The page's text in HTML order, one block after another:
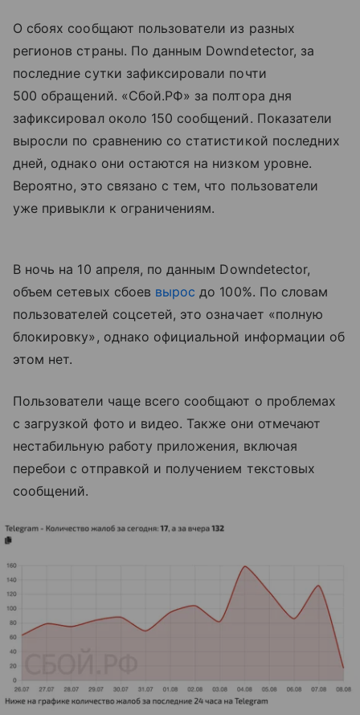
О сбоях сообщают пользователи из разных
регионов страны. По данным Downdetector, за
последние сутки зафиксировали почти
500 обращений. «Сбой.РФ» за полтора дня
зафиксировал около 150 сообщений. Показатели
выросли по сравнению со статистикой последних
дней, однако они остаются на низком уровне.
Вероятно, это связано с тем, что пользователи
уже привыкли к ограничениям.
В ночь на 10 апреля, по данным Downdetector,
объем сетевых сбоев вырос до 100%. По словам
пользователей соцсетей, это означает «полную
блокировку», однако официальной информации об
этом нет.
Пользователи чаще всего сообщают о проблемах
с загрузкой фото и видео. Также они отмечают
нестабильную работу приложения, включая
перебои с отправкой и получением текстовых
сообщений.